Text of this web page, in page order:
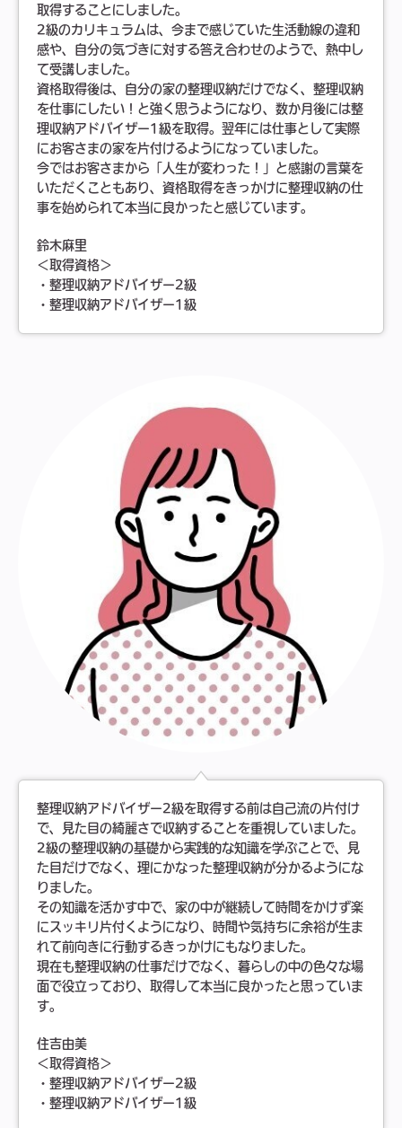
取得することにしました。
2級のカリキュラムは、今まで感じていた生活動線の違和
感や、自分の気づきに対する答え合わせのようで、熱中し
て受講しました。
資格取得後は、自分の家の整理収納だけでなく、整理収納
を仕事にしたい！と強く思うようになり、数か月後には整
理収納アドバイザー1級を取得。翌年には仕事として実際
にお客さまの家を片付けるようになっていました。
今ではお客さまから「人生が変わった！」と感謝の言葉を
いただくこともあり、資格取得をきっかけに整理収納の仕
事を始められて本当に良かったと感じています。
鈴木麻里
＜取得資格＞
・整理収納アドバイザー2級
・整理収納アドバイザー1級
整理収納アドバイザー2級を取得する前は自己流の片付け
で、見た目の綺麗さで収納することを重視していました。
2級の整理収納の基礎から実践的な知識を学ぶことで、見
た目だけでなく、理にかなった整理収納が分かるようにな
りました。
その知識を活かす中で、家の中が継続して時間をかけず楽
にスッキリ片付くようになり、時間や気持ちに余裕が生ま
れて前向きに行動するきっかけにもなりました。
現在も整理収納の仕事だけでなく、暮らしの中の色々な場
面で役立っており、取得して本当に良かったと思っていま
す。
住吉由美
＜取得資格＞
・整理収納アドバイザー2級
・整理収納アドバイザー1級